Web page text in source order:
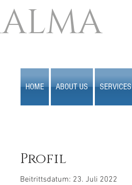
HOME ABOUT US SERVICES
Profil
Beitrittsdatum: 23. Juli 2022